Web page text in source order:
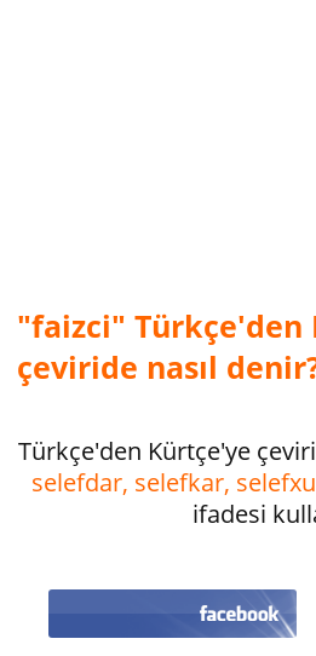
"faizci" Türkçe'den
çeviride nasıl
Türkçe'den Kürtçe'ye
selefdar, selefkar,
ifadesi